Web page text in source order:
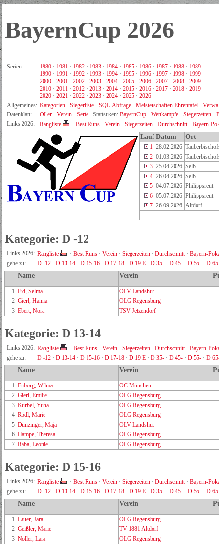
BayernCup 2026
Serien: 1980 · 1981 · 1982 · 1983 · 1984 · 1985 · 1986 · 1987 · 1988 · 1989
1990 · 1991 · 1992 · 1993 · 1994 · 1995 · 1996 · 1997 · 1998 · 1999
2000 · 2001 · 2002 · 2003 · 2004 · 2005 · 2006 · 2007 · 2008 · 2009
2010 · 2011 · 2012 · 2013 · 2014 · 2015 · 2016 · 2017 · 2018 · 2019
2020 · 2021 · 2022 · 2023 · 2024 · 2025 · 2026
Allgemeines: Kategorien · Siegerliste · SQL-Abfrage · Meisterschaften-Ehrentafel ·
Datenblatt:
OLer · Verein · Serie Statistiken: BayernCup · Wettkämpfe · Siegerzeiten ·
Links 2026:
Rangliste · Best Runs · Verein · Siegerzeiten · Durchschnitt· Bayern-
Lauf Datum Ort
1 28.02.2026
2 01.03.2026
3 25.04.2026 Selb
4 26.04.2026 Selb
5 04.07.2026 Philippsreut
6 05.07.2026 Philippsreut
7 26.09.2026 Altdorf
Kategorie: D -12
Links 2026: Rangliste · Best Runs · Verein · Siegerzeiten · Durchschnitt· Bayern-
gehe zu:
D -12 · D 13-14 · D 15-16 · D 17-18 · D 19 E · D 35- · D 45- · D 55- · D
Name Verein
1 Eid, Selma
OLV Landshut
2 Gierl, Hanna
OLG Regensburg
3 Ebert, Nora TSV Jetzendorf
Kategorie: D 13-14
Links 2026: Rangliste · Best Runs · Verein · Siegerzeiten · Durchschnitt· Bayern-
gehe zu:
D -12 · D 13-14 · D 15-16 · D 17-18 · D 19 E · D 35- · D 45- · D 55- · D
Name Verein
1 Enborg, Wilma
OC München
2 Gierl, Emilie
OLG Regensburg
3 Kurbel, Yuna
OLG Regensburg
4 Rödl, Marie
OLG Regensburg
5 Dünzinger, Maja
OLV Landshut
6 Hampe, Theresa
OLG Regensburg
7 Raba, Leonie OLG Regensburg
Kategorie: D 15-16
Links 2026: Rangliste · Best Runs · Verein · Siegerzeiten · Durchschnitt· Bayern-
gehe zu:
D -12 · D 13-14 · D 15-16 · D 17-18 · D 19 E · D 35- · D 45- · D 55- · D
Name Verein
1 Lauer, Jara
OLG Regensburg
2 Geißler, Marie
TV 1881 Altdorf
3 Noller, Lara
OLG Regensburg